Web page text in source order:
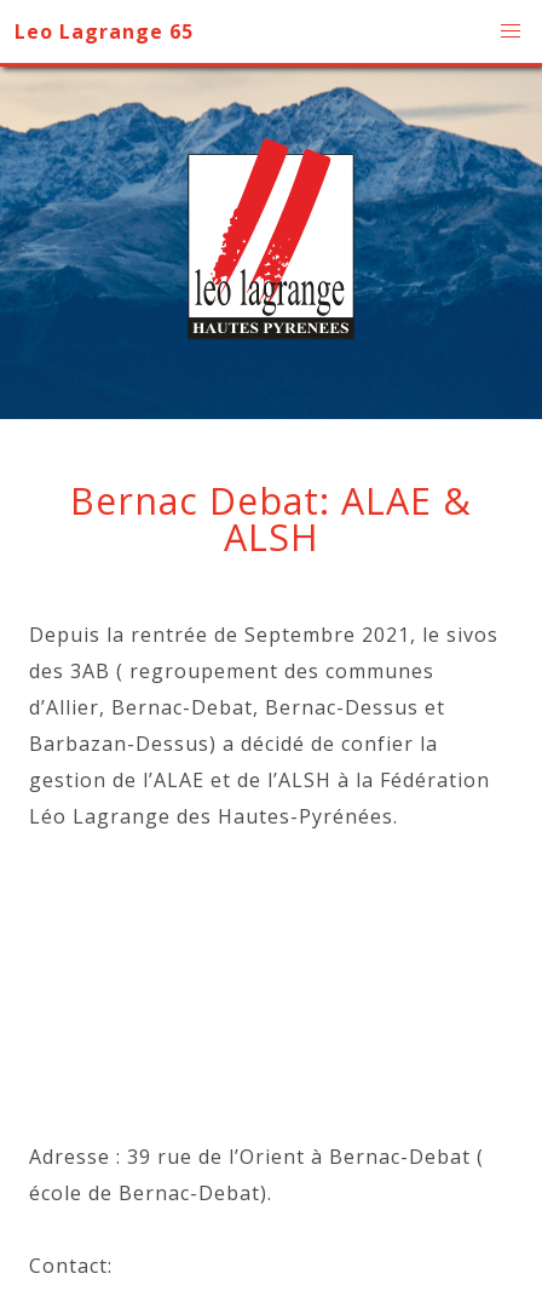
Leo Lagrange 65
Bernac Debat: ALAE &
ALSH
Depuis la rentrée de Septembre 2021, le sivos
des 3AB ( regroupement des communes
d’Allier, Bernac-Debat, Bernac-Dessus et
Barbazan-Dessus) a décidé de confier la
gestion de l’ALAE et de l’ALSH à la Fédération
Léo Lagrange des Hautes-Pyrénées.
Adresse : 39 rue de l’Orient à Bernac-Debat (
école de Bernac-Debat).
Contact: